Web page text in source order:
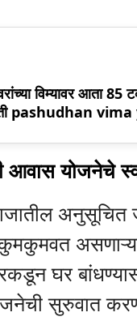
विम्यावर आता 85
pashudhan
आवास योजनेचे
अनुसूचित
घर
सुरुवात